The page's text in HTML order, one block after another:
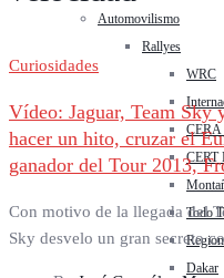
Automovilismo
Rallyes
WRC
CERA
CERT
Todo
Dakar
Curiosidades
Vídeo: Jaguar, Team Sky
hacer un hito, cruzar el
ganador del Tour 2013,
Con motivo de la llegada del
Sky desvelo un gran secreto